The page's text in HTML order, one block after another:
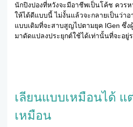
นักปิงปองที่หวังจะมีอาชีพเป็นโค้ช ควรห
ให้ได้ดีแบบนี้ ไม่งั้นแล้วจะกลายเป็นว่า
แบบเดิมที่จะสาบสูญไปตามยุค IGen ซึ่ง
มาดัดแปลงประยุกต์ใช้ได้เท่านั้นที่จะอยู่
เลียนแบบเหมือนได้ แ
เหมือน